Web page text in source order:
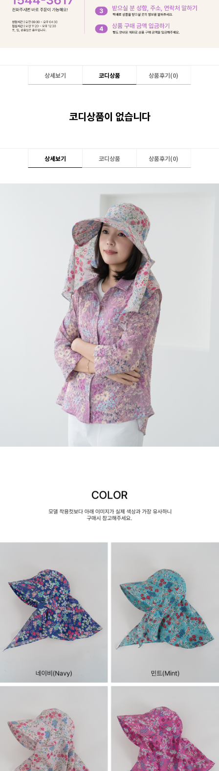
상세보기 코디상품 상품후기(0)
코디상품이 없습니다
상세보기 코디상품 상품후기(0)